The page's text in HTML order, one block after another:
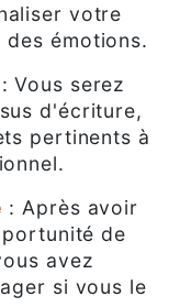
votre
émotions.
: Vous serez
d'écriture,
pertinents à
: Après avoir
de
avez
si vous le